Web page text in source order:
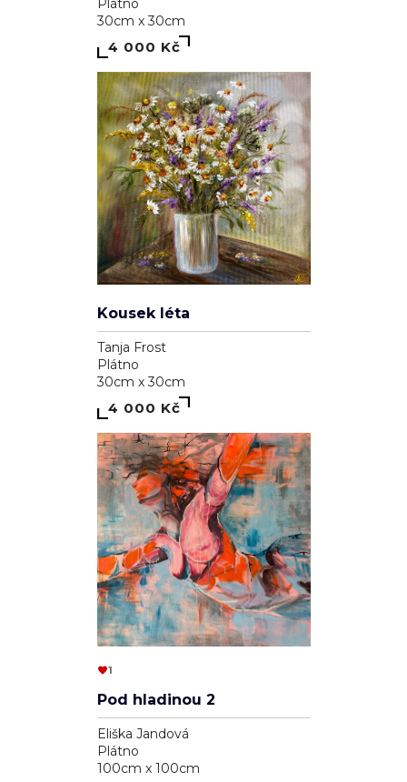
30cm x 30cm
4 000 Kč
Kousek léta
Tanja Frost
Plátno
30cm x 30cm
4 000 Kč
1
Pod hladinou 2
Eliška Jandová
Plátno
100cm x 100cm